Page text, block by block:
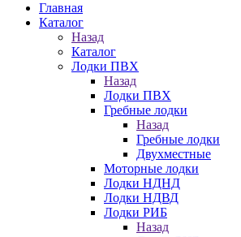
Главная
Каталог
Назад
Каталог
Лодки ПВХ
Назад
Лодки ПВХ
Гребные лодки
Назад
Гребные лодки
Двухместные
Моторные лодки
Лодки НДНД
Лодки НДВД
Лодки РИБ
Назад